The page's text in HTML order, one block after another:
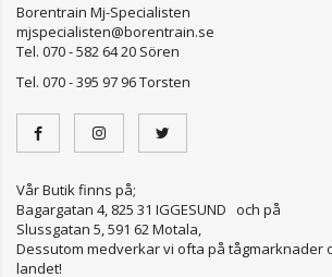
Borentrain Mj-Specialisten
mjspecialisten@borentrain.se
Tel. 070 - 582 64 20 Sören
Tel. 070 - 395 97 96 Torsten
Vår Butik finns på;
Bagargatan 4, 825 31 IGGESUND och på
Slussgatan 5, 591 62 Motala,
Dessutom medverkar vi ofta på tågmarknader
landet!